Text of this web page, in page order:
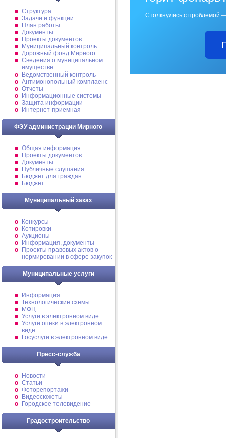
Структура
Задачи и функции
План работы
Документы
Проекты документов
Муниципальный контроль
Дорожный фонд Мирного
Cведения о муниципальном
имуществе
Ведомственный контроль
Антимонопольный комплаенс
Отчеты
Информационные системы
Защита информации
Интернет-приемная
ФЭУ администрации Мирного
Общая информация
Проекты документов
Документы
Публичные слушания
Бюджет для граждан
Бюджет
Муниципальный заказ
Конкурсы
Котировки
Аукционы
Информация, документы
Проекты правовых актов о
нормировании в сфере закупок
Муниципальные услуги
Информация
Технологические схемы
МФЦ
Услуги в электронном виде
Услуги опеки в электронном
виде
Госуслуги в электронном виде
Пресс-служба
Новости
Статьи
Фоторепортажи
Видеосюжеты
Городское телевидение
Градостроительство
Столкнулись с проблемой